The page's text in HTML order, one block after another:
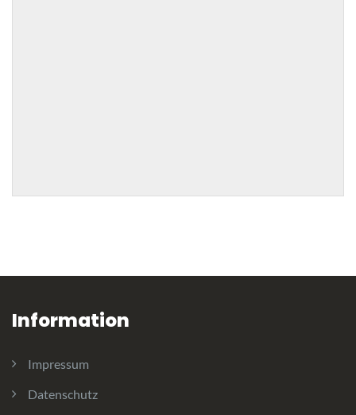
Information
Impressum
Datenschutz